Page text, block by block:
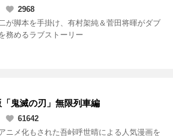
2968
が脚本を手掛け、有村架純＆菅田将暉がダブ
務めるラブストーリー
「鬼滅の刃」無限列車編
61642
ニメ化もされた吾峠呼世晴による人気漫画を